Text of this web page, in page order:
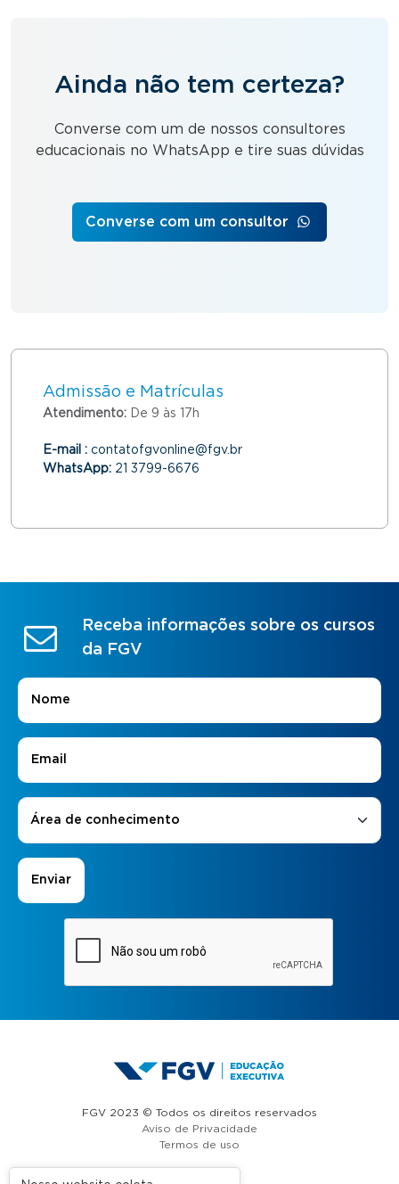
Ainda não tem certeza?
Converse com um de nossos consultores
educacionais no WhatsApp e tire suas dúvidas
Converse com um consultor
Admissão e Matrículas
Atendimento: De 9 às 17h
E-mail : contatofgvonline@fgv.br
WhatsApp: 21 3799-6676
Receba informações sobre os cursos
da FGV
Nome
E-mail
Áreas de Interesse
Área de conhecimento
FGV 2023 © Todos os direitos reservados
Aviso de Privacidade
Termos de uso